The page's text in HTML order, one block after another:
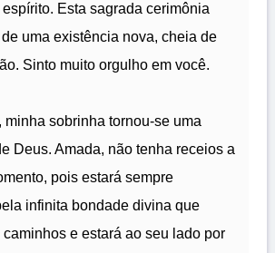
Esta sagrada cerimônia
uma existência nova, cheia de
Sinto muito orgulho em você.
minha sobrinha tornou-se uma
Deus. Amada, não tenha receios a
pois estará sempre
infinita bondade divina que
e estará ao seu lado por